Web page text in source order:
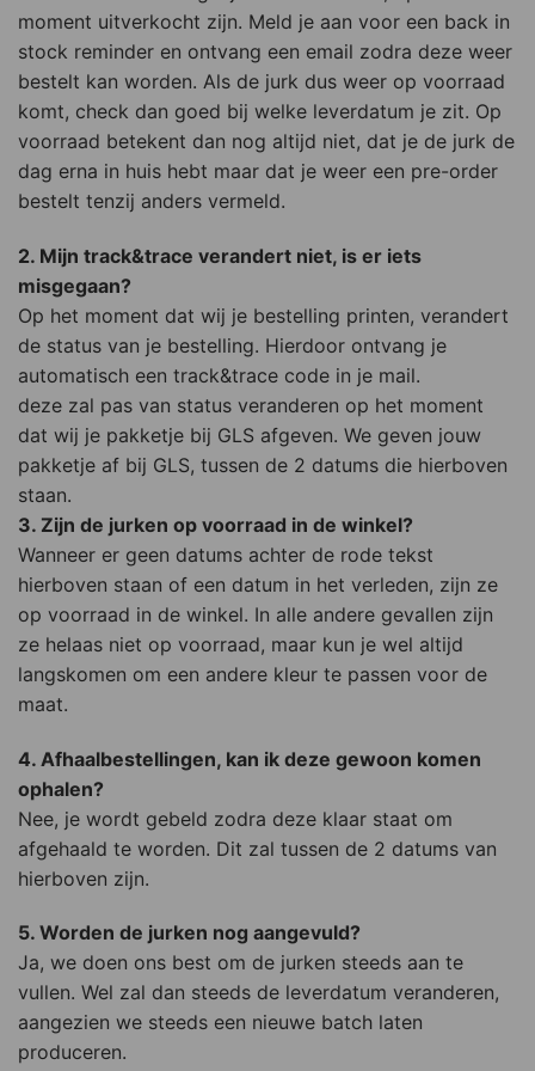
moment uitverkocht zijn. Meld je aan voor een back in
stock reminder en ontvang een email zodra deze weer
bestelt kan worden. Als de jurk dus weer op voorraad
komt, check dan goed bij welke leverdatum je zit. Op
voorraad betekent dan nog altijd niet, dat je de jurk de
dag erna in huis hebt maar dat je weer een pre-order
bestelt tenzij anders vermeld.
2. Mijn track&trace verandert niet, is er iets
misgegaan?
Op het moment dat wij je bestelling printen, verandert
de status van je bestelling. Hierdoor ontvang je
automatisch een track&trace code in je mail.
deze zal pas van status veranderen op het moment
dat wij je pakketje bij GLS afgeven. We geven jouw
pakketje af bij GLS, tussen de 2 datums die hierboven
staan.
3. Zijn de jurken op voorraad in de winkel?
Wanneer er geen datums achter de rode tekst
hierboven staan of een datum in het verleden, zijn ze
op voorraad in de winkel. In alle andere gevallen zijn
ze helaas niet op voorraad, maar kun je wel altijd
langskomen om een andere kleur te passen voor de
maat.
4. Afhaalbestellingen, kan ik deze gewoon komen
ophalen?
Nee, je wordt gebeld zodra deze klaar staat om
afgehaald te worden. Dit zal tussen de 2 datums van
hierboven zijn.
5. Worden de jurken nog aangevuld?
Ja, we doen ons best om de jurken steeds aan te
vullen. Wel zal dan steeds de leverdatum veranderen,
aangezien we steeds een nieuwe batch laten
produceren.